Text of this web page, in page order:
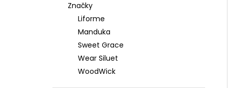
Značky
Liforme
Manduka
Sweet Grace
Wear Siluet
WoodWick